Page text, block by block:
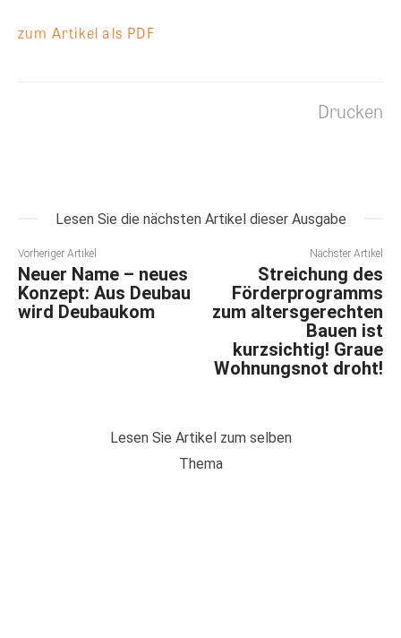
zum Artikel als PDF
Drucken
Lesen Sie die nächsten Artikel dieser Ausgabe
Vorheriger Artikel
Neuer Name – neues
Konzept: Aus Deubau
wird Deubaukom
Nächster Artikel
Streichung des
Förderprogramms
zum altersgerechten
Bauen ist
kurzsichtig! Graue
Wohnungsnot droht!
Lesen Sie Artikel zum selben
Thema